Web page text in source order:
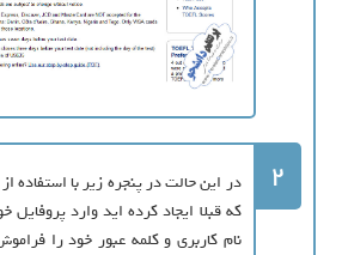
2
در این حالت در پنجره زیر با استفاده
که قبلا ایجاد کرده اید وارد
نام کاربری و کلمه عبور خود را